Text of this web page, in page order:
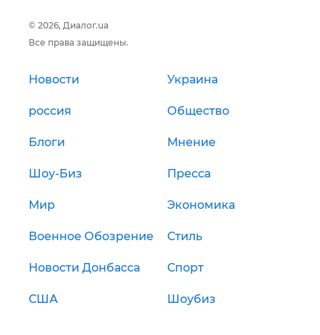
© 2026, Диалог.ua
Все права защищены.
Новости Украина
россия Общество
Блоги Мнение
Шоу-Биз Пресса
Мир Экономика
Военное Обозрение Стиль
Новости Донбасса Спорт
США Шоубиз